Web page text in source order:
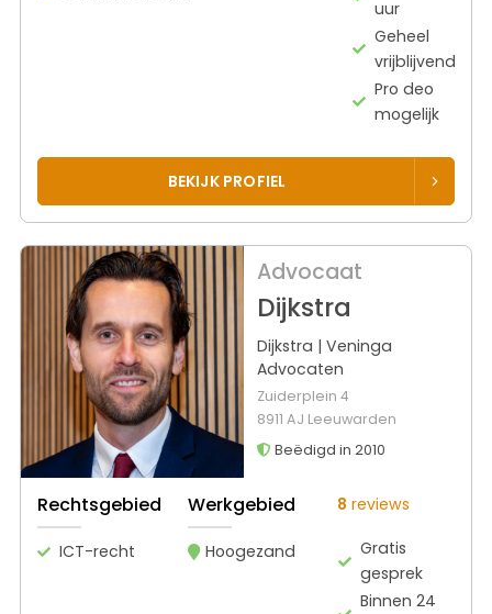
uur
Geheel
vrijblijvend
Pro deo
mogelijk
BEKIJK PROFIEL
Advocaat
Dijkstra
Dijkstra | Veninga
Advocaten
Zuiderplein 4
8911 AJ Leeuwarden
Beëdigd in 2010
Rechtsgebied
ICT-recht
Werkgebied
Hoogezand
8 reviews
Gratis
gesprek
Binnen 24